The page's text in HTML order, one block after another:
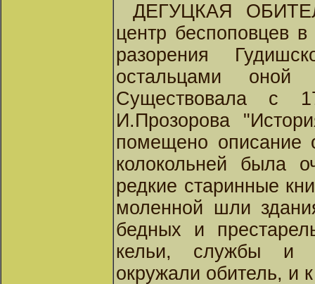
ДЕГУЦКАЯ
центр беспоповцев
разорения
остальцами
Существовала с
И.Прозорова
помещено описание
колокольней была
редкие старинные
моленной шли
бедных и
кельи, службы и
окружали обитель, и